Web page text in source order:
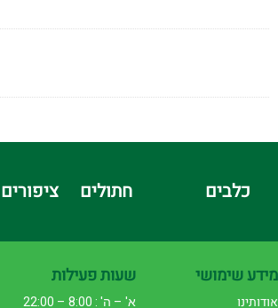
כלבים חתולים ציפורים
מידע שימושי
אודותינו
שעות פעילות
א' – ה' : 8:00 – 22:00